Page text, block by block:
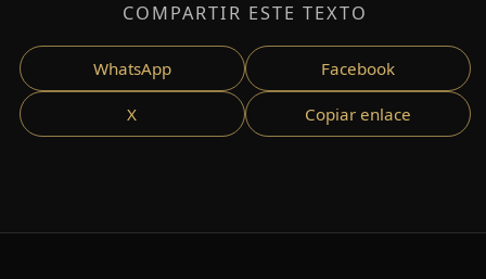
COMPARTIR ESTE TEXTO
WhatsApp Facebook
X Copiar enlace